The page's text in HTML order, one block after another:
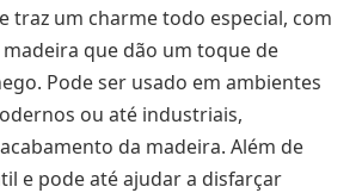
traz um charme todo especial, com
que dão um toque de
Pode ser usado em ambientes
ou até industriais,
da madeira. Além de
e pode até ajudar a disfarçar